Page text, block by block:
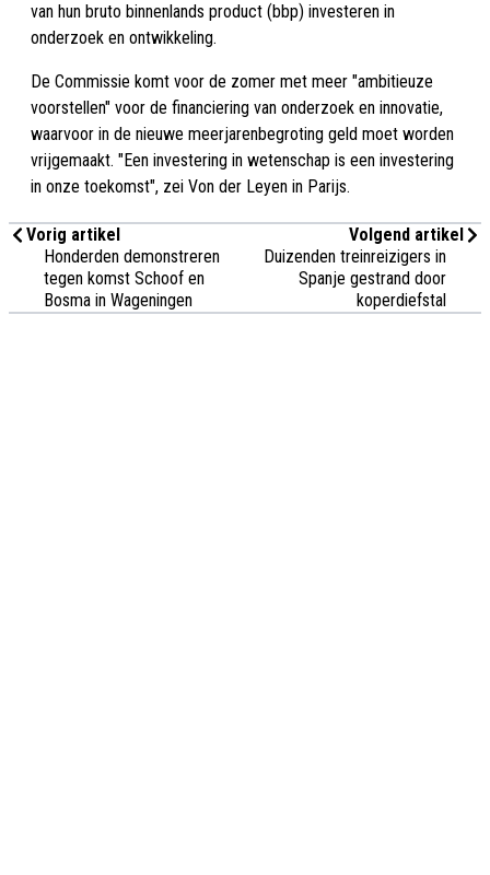
van hun bruto binnenlands product (bbp) investeren in
onderzoek en ontwikkeling.
De Commissie komt voor de zomer met meer "ambitieuze
voorstellen" voor de financiering van onderzoek en innovatie,
waarvoor in de nieuwe meerjarenbegroting geld moet worden
vrijgemaakt. "Een investering in wetenschap is een investering
in onze toekomst", zei Von der Leyen in Parijs.
Vorig artikel
Honderden demonstreren
tegen komst Schoof en
Bosma in Wageningen
Volgend artikel
Duizenden treinreizigers in
Spanje gestrand door
koperdiefstal